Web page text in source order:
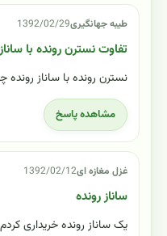
طیبه جهانگیری1392/02/29
تفاوت نسترن رونده با
نسترن رونده با ساناز رونده
مشاهده پاسخ
غزل مغازه ای1392/02/12
ساناز رونده
یک ساناز رونده خریداری